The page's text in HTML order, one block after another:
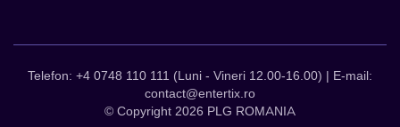
Telefon: +4 0748 110 111 (Luni - Vineri 12.00-16.00) | E-mail:
contact@entertix.ro
© Copyright 2026 PLG ROMANIA